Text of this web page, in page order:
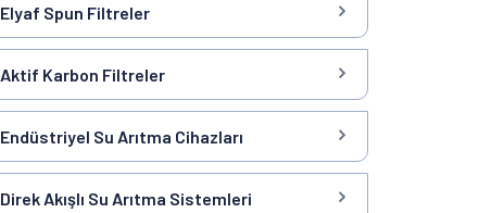
Elyaf Spun Filtreler
Aktif Karbon Filtreler
Endüstriyel Su Arıtma Cihazları
Direk Akışlı Su Arıtma Sistemleri